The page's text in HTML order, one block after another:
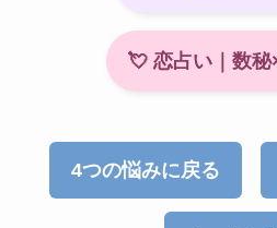
💘 恋占い｜数秘
4つの悩みに戻る